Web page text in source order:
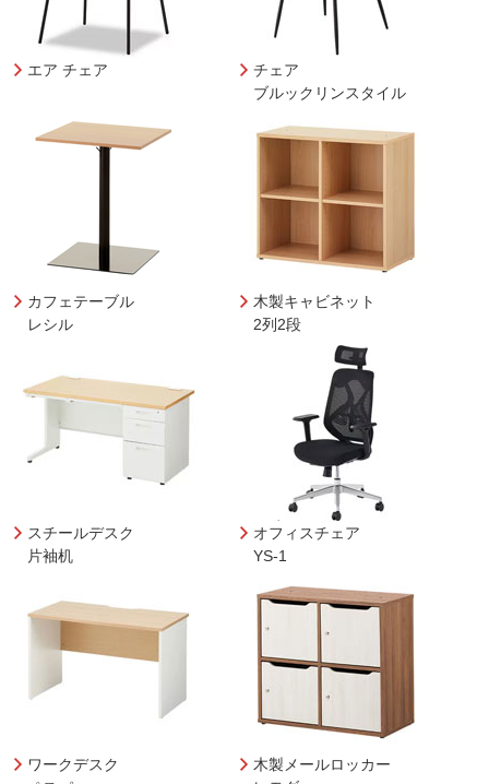
エア チェア
チェア
ブルックリンスタイル
カフェテーブル
レシル
木製キャビネット
2列2段
スチールデスク
片袖机
オフィスチェア
YS-1
ワークデスク
木製メールロッカー